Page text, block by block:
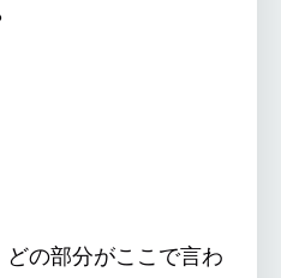
どの部分がここで言わ